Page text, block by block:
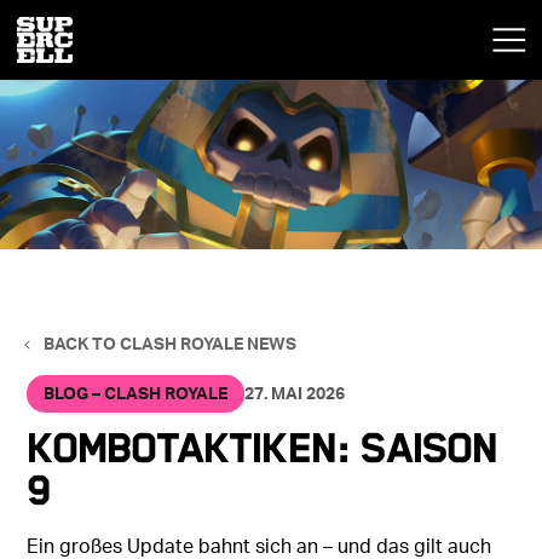
BACK TO CLASH ROYALE NEWS
BLOG – CLASH ROYALE 27. MAI 2026
Kombotaktiken: Saison
9
Ein großes Update bahnt sich an – und das gilt auch